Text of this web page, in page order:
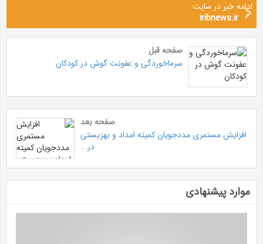
ادامه خبر در سایت :
iribnews.ir
صفحه قبل
سرماخوردگی و عفونت گوش در کودکان
صفحه بعد
افزایش مستمری مددجویان کمیته امداد و بهزیستی
در...
موارد پیشنهادی